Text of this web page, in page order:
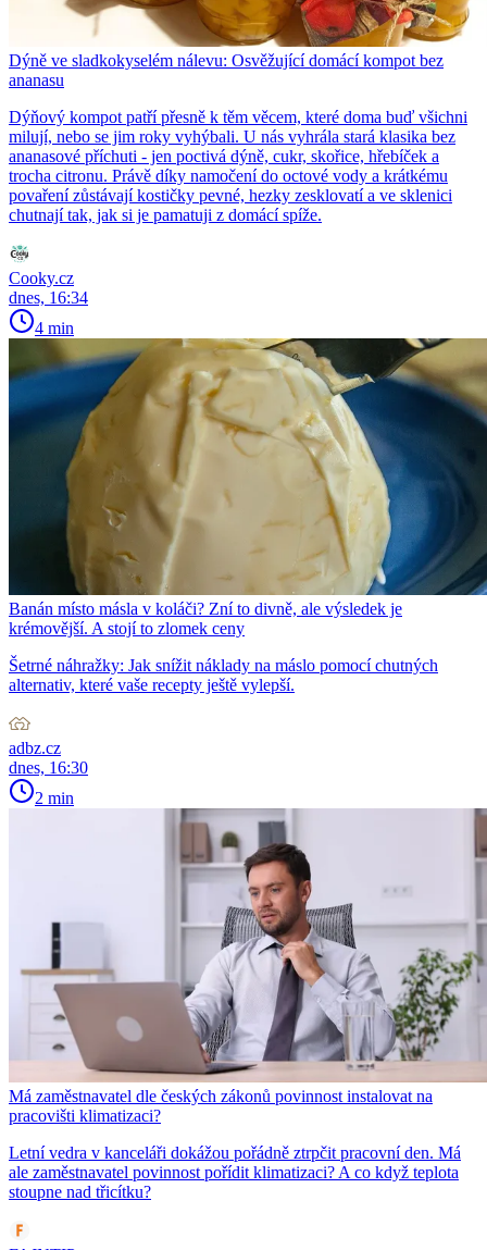
Dýně ve sladkokyselém nálevu: Osvěžující domácí kompot bez
ananasu
Dýňový kompot patří přesně k těm věcem, které doma buď všichni
milují, nebo se jim roky vyhýbali. U nás vyhrála stará klasika bez
ananasové příchuti - jen poctivá dýně, cukr, skořice, hřebíček a
trocha citronu. Právě díky namočení do octové vody a krátkému
povaření zůstávají kostičky pevné, hezky zesklovatí a ve sklenici
chutnají tak, jak si je pamatuji z domácí spíže.
Cooky.cz
dnes, 16:34
4 min
Banán místo másla v koláči? Zní to divně, ale výsledek je
krémovější. A stojí to zlomek ceny
Šetrné náhražky: Jak snížit náklady na máslo pomocí chutných
alternativ, které vaše recepty ještě vylepší.
adbz.cz
dnes, 16:30
2 min
Má zaměstnavatel dle českých zákonů povinnost instalovat na
pracovišti klimatizaci?
Letní vedra v kanceláři dokážou pořádně ztrpčit pracovní den. Má
ale zaměstnavatel povinnost pořídit klimatizaci? A co když teplota
stoupne nad třicítku?